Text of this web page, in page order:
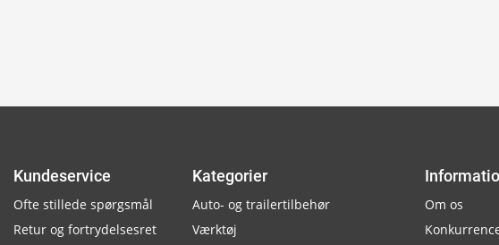
Kundeservice
Ofte stillede spørgsmål
Retur og fortrydelsesret
Kategorier
Auto- og trailertilbehør
Værktøj
Om os